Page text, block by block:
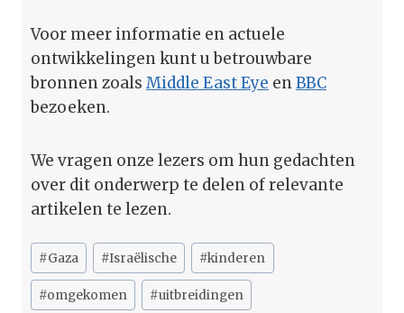
Voor meer informatie en actuele
ontwikkelingen kunt u betrouwbare
bronnen zoals Middle East Eye enBBC
bezoeken.
We vragen onze lezers om hun gedachten
over dit onderwerp te delen of relevante
artikelen te lezen.
Bericht
tags:
#Gaza #Israëlische #kinderen
#omgekomen #uitbreidingen